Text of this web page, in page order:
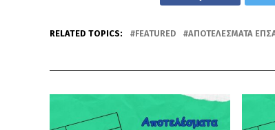
RELATED TOPICS: FEATURED ΑΠΟΤΕΛΈΣΜΑΤΑ